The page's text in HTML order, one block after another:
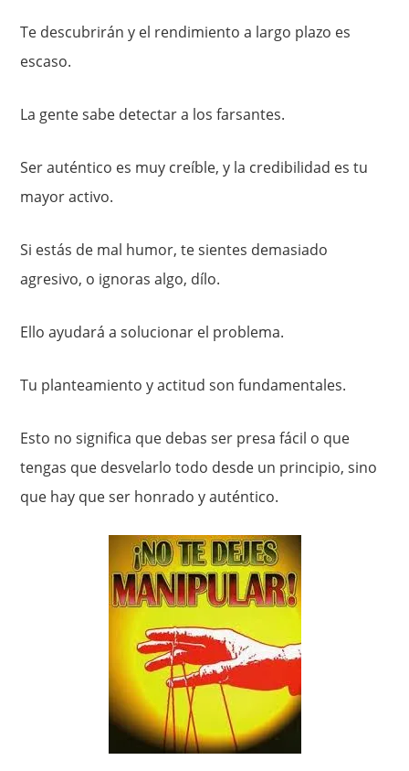
Te descubrirán y el rendimiento a largo plazo es
escaso.
La gente sabe detectar a los farsantes.
Ser auténtico es muy creíble, y la credibilidad es tu
mayor activo.
Si estás de mal humor, te sientes demasiado
agresivo, o ignoras algo, dílo.
Ello ayudará a solucionar el problema.
Tu planteamiento y actitud son fundamentales.
Esto no significa que debas ser presa fácil o que
tengas que desvelarlo todo desde un principio, sino
que hay que ser honrado y auténtico.